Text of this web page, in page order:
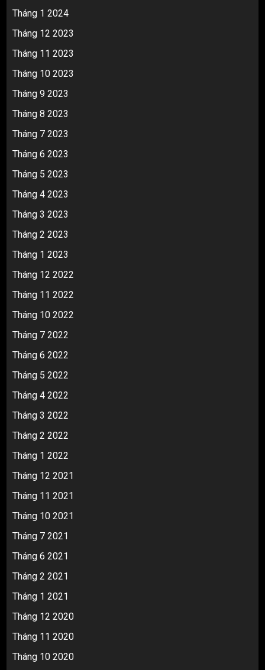
Tháng 1 2024
Tháng 12 2023
Tháng 11 2023
Tháng 10 2023
Tháng 9 2023
Tháng 8 2023
Tháng 7 2023
Tháng 6 2023
Tháng 5 2023
Tháng 4 2023
Tháng 3 2023
Tháng 2 2023
Tháng 1 2023
Tháng 12 2022
Tháng 11 2022
Tháng 10 2022
Tháng 7 2022
Tháng 6 2022
Tháng 5 2022
Tháng 4 2022
Tháng 3 2022
Tháng 2 2022
Tháng 1 2022
Tháng 12 2021
Tháng 11 2021
Tháng 10 2021
Tháng 7 2021
Tháng 6 2021
Tháng 2 2021
Tháng 1 2021
Tháng 12 2020
Tháng 11 2020
Tháng 10 2020